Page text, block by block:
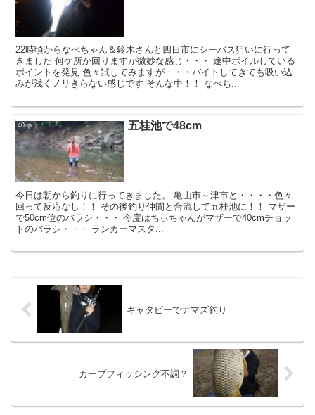
22時頃からなべちゃん＆鈴木さんと四日市にシーバス狙いに行って
きました 何ケ所か回りますが微妙な感じ・・・ 途中ボイルしている
ポイントを発見 色々試してみますが・・・バイトしてきても吸い込
みが浅くノリきらない感じです そんな中！！ なべち...
40up 五桂池で48cm
今日は朝から釣りに行ってきました。 亀山市～津市と・・・・色々
回って反応なし！！ その後釣り仲間と合流して五桂池に！！ マザー
で50cm位のバラシ・・・ 今度はちぃちゃんがマザーで40cmチョッ
トのバラシ・・・ ランカーマスタ...
キャタピーでナマズ釣り
カープフィッシング不調？